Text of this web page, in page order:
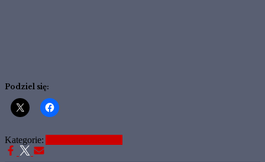
Podziel się:
Kategorie: